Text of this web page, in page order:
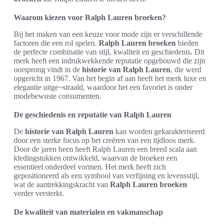
Waarom kiezen voor Ralph Lauren broeken?
Bij het maken van een keuze voor mode zijn er verschillende
factoren die een rol spelen. Ralph Lauren broeken bieden
de perfecte combinatie van stijl, kwaliteit en geschiedenis. Dit
merk heeft een indrukwekkende reputatie opgebouwd die zijn
oorsprong vindt in de historie van Ralph Lauren, die werd
opgericht in 1967. Van het begin af aan heeft het merk luxe en
elegantie uitge¬straald, waardoor het een favoriet is onder
modebewuste consumenten.
De geschiedenis en reputatie van Ralph Lauren
De historie van Ralph Lauren kan worden gekarakteriseerd
door een sterke focus op het creëren van een tijdloos merk.
Door de jaren heen heeft Ralph Lauren een breed scala aan
kledingstukken ontwikkeld, waarvan de broeken een
essentieel onderdeel vormen. Het merk heeft zich
gepositioneerd als een symbool van verfijning en levensstijl,
wat de aantrekkingskracht van Ralph Lauren broeken
verder versterkt.
De kwaliteit van materialen en vakmanschap